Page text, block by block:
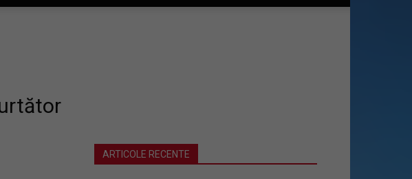
ARTICOLE RECENTE